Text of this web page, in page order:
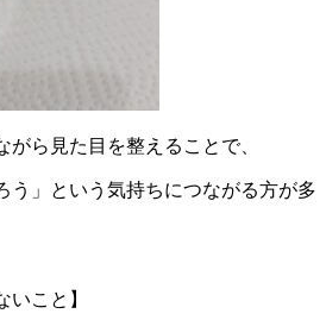
ら見た目を整えることで、
う」という気持ちにつながる方が多
いこと】